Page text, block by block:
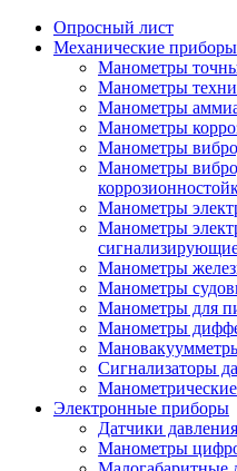
Опросный лист
Механические приборы
Манометры
Манометры
Манометры
Манометры
Манометры
Манометры
Манометры
Манометры
Манометры
Манометры
Манометры для
Манометры
Сигнализаторы
Электронные приборы
Датчики давления
Манометры